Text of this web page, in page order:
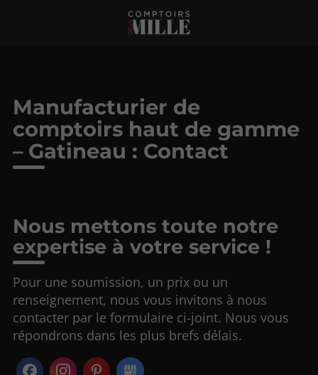
Manufacturier de
comptoirs haut de gamme
– Gatineau : Contact
Nous mettons toute notre
expertise à votre service !
Pour une soumission, un prix ou un
renseignement, nous vous invitons à nous
contacter par le formulaire ci-joint. Nous vous
répondrons dans les plus brefs délais.